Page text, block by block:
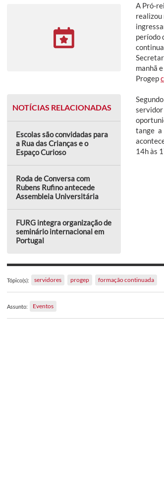
A Pró-
realizou
período
manhã
Progep
NOTÍCIAS RELACIONADAS
Escolas são convidadas para
a Rua das Crianças e o
Espaço Curioso
Roda de Conversa com
Rubens Rufino antecede
Assembleia Universitária
FURG integra organização de
seminário internacional em
Portugal
tange
14h às
Tópico(s): servidores progep formação continuada
Assunto: Eventos